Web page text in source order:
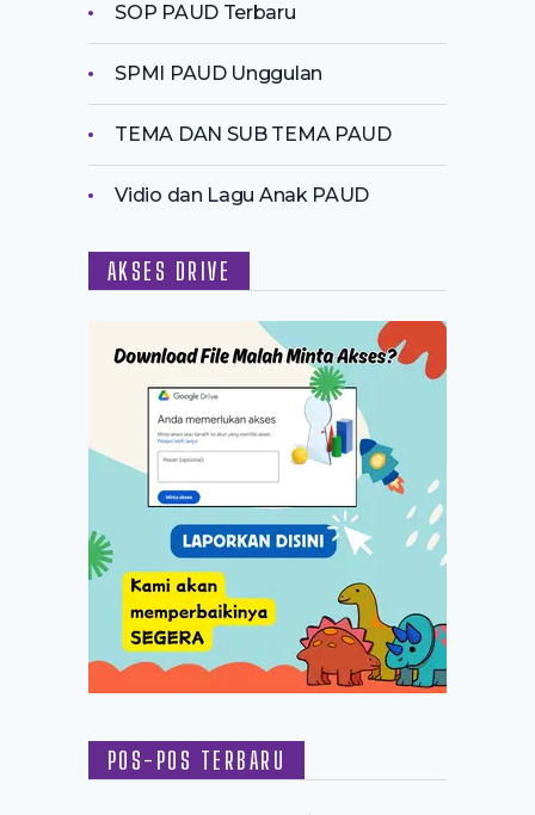
SOP PAUD Terbaru
SPMI PAUD Unggulan
TEMA DAN SUB TEMA PAUD
Vidio dan Lagu Anak PAUD
AKSES DRIVE
POS-POS TERBARU